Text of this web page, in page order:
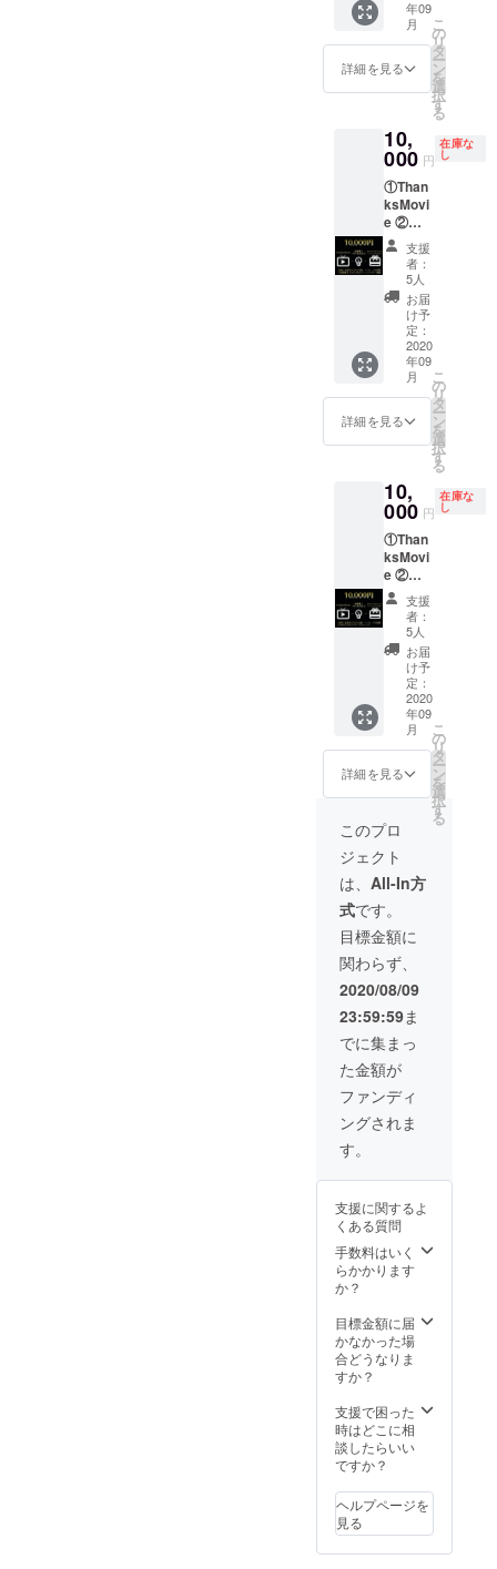
セージ
（任
意）を
ご記入
くださ
い。
VIOLET
のメン
バーで
作品を
つくり
ます。
て、そ
の作品
を発表
会で披
露させ
ていた
だきま
す。
尚、当
日は動
画も撮
影を
し、後
日送ら
せてい
ただき
ます。
番の8月
16日
（日）
Youtub
eにて行
われる
無料
LIVE配
信で支
援者の
方のお
名前を
ご紹介
し、感
謝の気
持ちを
お伝え
※備考欄
エスト
してく
ださる
楽曲を
記載く
ださ
い。
年09
月
詳細を見る
こ
の
リ
タ
ー
ン
を
選
択
す
る
10,
000 円
在庫な
し
①Than
ksMovi
e ②座
席1席購
入＋光
の演出
③オリ
ジナル
タオル
④オリ
ジナルT
シャツ
⑤座席
に支援
者の方
のお名
メッ
セージ
プレー
トの設
置 ⑥公
演開催
までを
まとめ
たド
キュメ
ンタ
リー動
画 ※備
考欄に
記載用
のお名
前、
（任
意）を
ご記入
くださ
い。
支援
者：
5人
お届
け予
定：
2020
年09
月
詳細を見る
こ
の
リ
タ
ー
ン
を
選
択
す
る
10,
000 円
在庫な
し
①Than
ksMovi
e ②座
席1席購
入＋光
の演出
③オリ
ジナル
タオル
④オリ
ジナルT
シャツ
⑤座席
に支援
者の方
のお名
前・
メッ
セージ
プレー
トの設
置
⑥Caori
による
マン
ツーマ
ンレッ
スン ※
備考欄
に記載
用のお
名前、
メッ
セージ
ご記入
い。
支援
者：
5人
お届
け予
定：
2020
年09
月
詳細を見る
こ
の
リ
タ
ー
ン
を
選
択
す
る
このプロ
ジェクト
は、 All-In方
式です。
目標金額に
関わらず、
2020/08/09
23:59:59ま
でに集まっ
た金額が
ファンディ
ングされま
す。
支援に関するよ
くある質問
手数料はいく
らかかります
か？
目標金額に届
かなかった場
合どうなりま
すか？
支援で困った
時はどこに相
談したらいい
ですか？
ヘルプページを
見る